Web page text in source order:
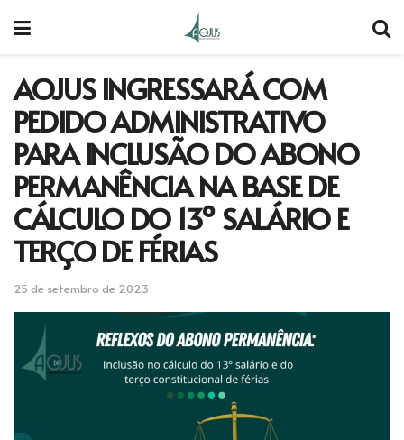
AOJUS INGRESSARÁ COM
PEDIDO ADMINISTRATIVO
PARA INCLUSÃO DO ABONO
PERMANÊNCIA NA BASE DE
CÁLCULO DO 13º SALÁRIO E
TERÇO DE FÉRIAS
25 de setembro de 2023